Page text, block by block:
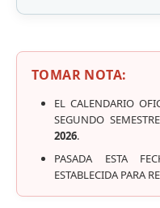
TOMAR NOTA:
EL CALENDARIO
SEGUNDO
2026.
PASADA ESTA
ESTABLECIDA PARA